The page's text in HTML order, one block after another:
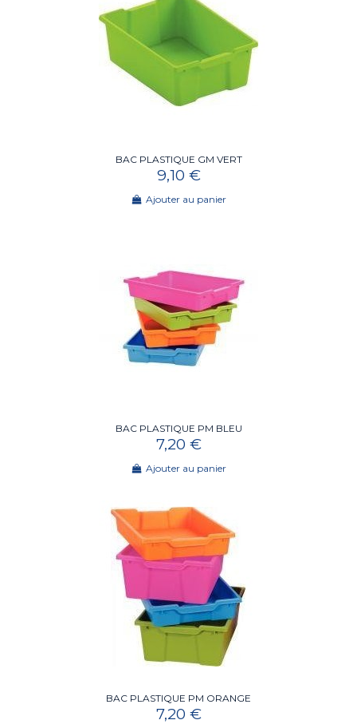
BAC PLASTIQUE GM VERT
9,10 €
Ajouter au panier
BAC PLASTIQUE PM BLEU
7,20 €
Ajouter au panier
BAC PLASTIQUE PM ORANGE
7,20 €